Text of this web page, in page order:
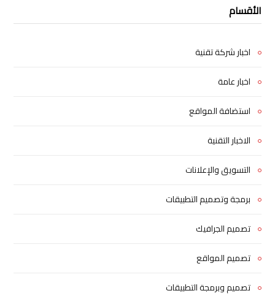
الأقسام
اخبار شركة تقنية
اخبار عامة
استضافة المواقع
الاخبار التقنية
التسويق والإعلانات
برمجة وتصميم التطبيقات
تصميم الجرافيك
تصميم المواقع
تصميم وبرمجة التطبيقات